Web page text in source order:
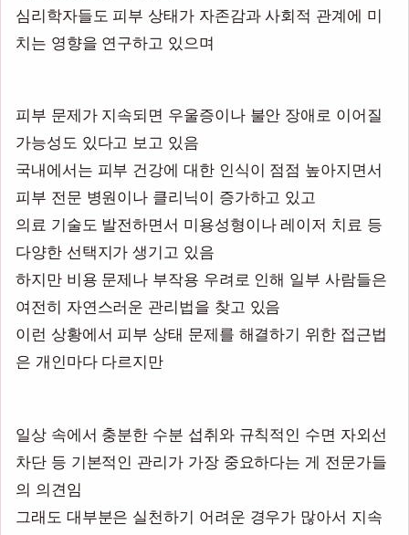
심리학자들도 피부 상태가 자존감과 사회적 관계에 미
치는 영향을 연구하고 있으며
피부 문제가 지속되면 우울증이나 불안 장애로 이어질
가능성도 있다고 보고 있음
국내에서는 피부 건강에 대한 인식이 점점 높아지면서
피부 전문 병원이나 클리닉이 증가하고 있고
의료 기술도 발전하면서 미용성형이나 레이저 치료 등
다양한 선택지가 생기고 있음
하지만 비용 문제나 부작용 우려로 인해 일부 사람들은
여전히 자연스러운 관리법을 찾고 있음
이런 상황에서 피부 상태 문제를 해결하기 위한 접근법
은 개인마다 다르지만
일상 속에서 충분한 수분 섭취와 규칙적인 수면 자외선
차단 등 기본적인 관리가 가장 중요하다는 게 전문가들
의 의견임
그래도 대부분은 실천하기 어려운 경우가 많아서 지속